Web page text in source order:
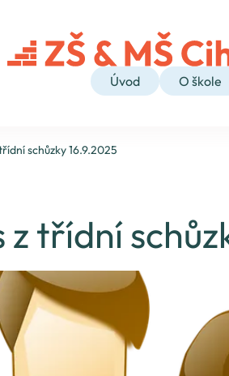
Úvod O škole
schůzky 16.9.2025
z třídní